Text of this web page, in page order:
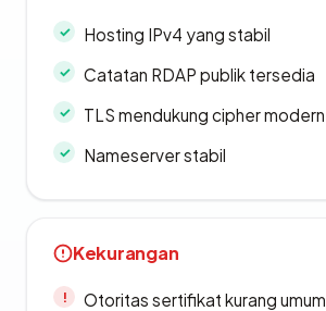
Hosting IPv4 yang stabil
Catatan RDAP publik tersedia
TLS mendukung cipher modern
Nameserver stabil
Kekurangan
Otoritas sertifikat kurang umum